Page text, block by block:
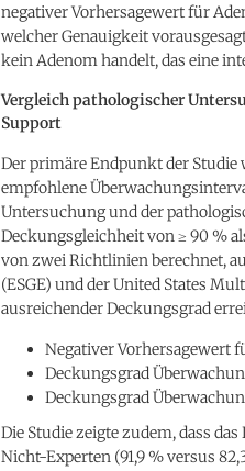
negativer Vorhersagewert für
welcher Genauigkeit
kein Adenom handelt, das eine
Vergleich pathologischer
Support
Der primäre Endpunkt der
empfohlene
Untersuchung und der
Deckungsgleichheit von ≥ 90 %
von zwei Richtlinien berechnet,
(ESGE) und der United States
ausreichender Deckungsgrad
Negativer Vorhersagewert
Deckungsgrad
Deckungsgrad
Die Studie zeigte zudem, dass
Nicht-Experten (91,9 % versus